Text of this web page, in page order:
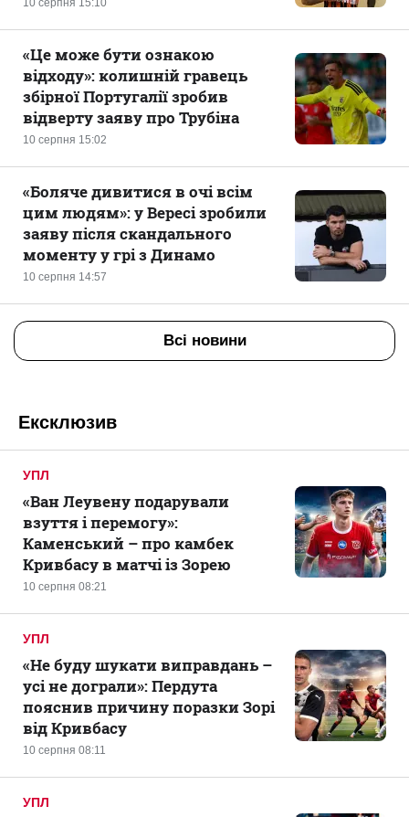
10 серпня 15:10
10 серпня 15:02
«Це може бути ознакою
відходу»: колишній гравець
збірної Португалії зробив
відверту заяву про Трубіна
10 серпня 14:57
«Боляче дивитися в очі всім
цим людям»: у Вересі зробили
заяву після скандального
моменту у грі з Динамо
Всі новини
Ексклюзив
УПЛ
10 серпня 08:21
«Ван Леувену подарували
взуття і перемогу»:
Каменський – про камбек
Кривбасу в матчі із Зорею
УПЛ
10 серпня 08:11
«Не буду шукати виправдань –
усі не дограли»: Пердута
пояснив причину поразки Зорі
від Кривбасу
УПЛ